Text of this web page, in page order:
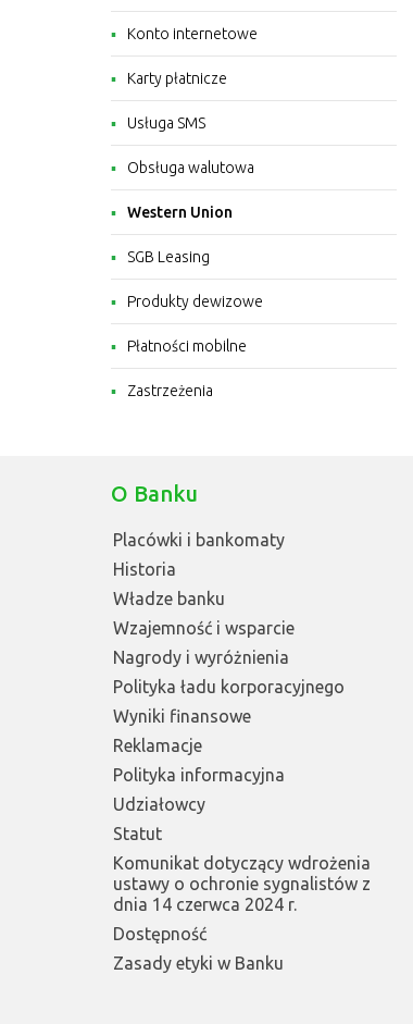
Konto internetowe
Karty płatnicze
Usługa SMS
Obsługa walutowa
Western Union
SGB Leasing
Produkty dewizowe
Płatności mobilne
Zastrzeżenia
O Banku
Placówki i bankomaty
Historia
Władze banku
Wzajemność i wsparcie
Nagrody i wyróżnienia
Polityka ładu korporacyjnego
Wyniki finansowe
Reklamacje
Polityka informacyjna
Udziałowcy
Statut
Komunikat dotyczący wdrożenia
ustawy o ochronie sygnalistów z
dnia 14 czerwca 2024 r.
Dostępność
Zasady etyki w Banku